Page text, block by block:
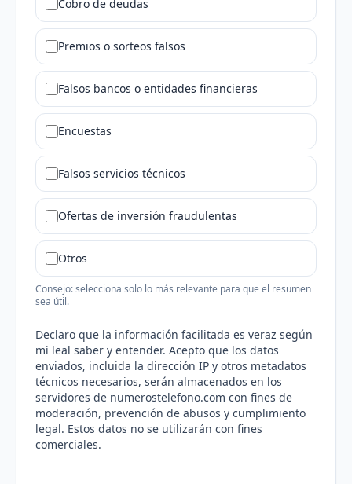
Cobro de deudas
Premios o sorteos falsos
Falsos bancos o entidades financieras
Encuestas
Falsos servicios técnicos
Ofertas de inversión fraudulentas
Otros
Consejo: selecciona solo lo más relevante para que el resumen
sea útil.
Declaro que la información facilitada es veraz según
mi leal saber y entender. Acepto que los datos
enviados, incluida la dirección IP y otros metadatos
técnicos necesarios, serán almacenados en los
servidores de numerostelefono.com con fines de
moderación, prevención de abusos y cumplimiento
legal. Estos datos no se utilizarán con fines
comerciales.